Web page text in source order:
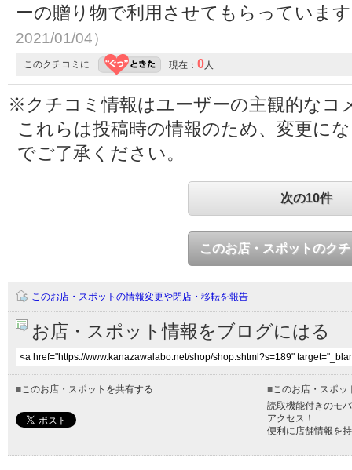
ーの贈り物で利用させてもらっていま
2021/01/04）
このクチコミに 現在： 0人
※クチコミ情報はユーザーの主観的なコ
これらは投稿時の情報のため、変更に
でご了承ください。
次の10件
このお店・スポットのク
このお店・スポットの情報変更や閉店・移転を報告
お店・スポット情報をブログにはる
■このお店・スポットを共有する ■このお店・スポッ
読取機能付きのモ
アクセス！
便利に店舗情報を